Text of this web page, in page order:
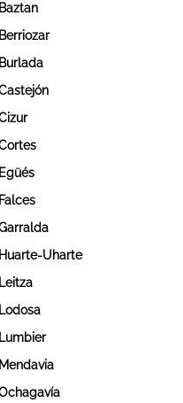
Baztan
Berriozar
Burlada
Egüés
Falces
Huarte-Uharte
Leitza
Lodosa
Lumbier
Mendavia